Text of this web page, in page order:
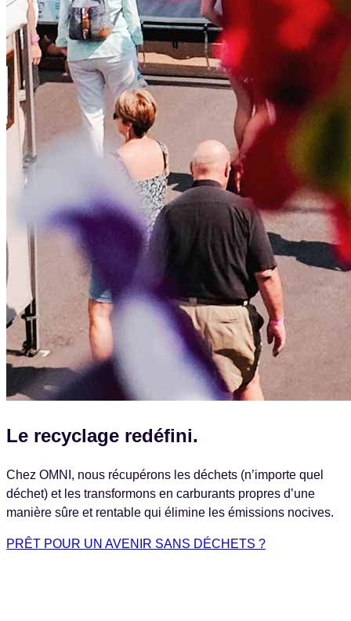
Le recyclage redéfini.
Chez OMNI, nous récupérons les déchets (n’importe quel
déchet) et les transformons en carburants propres d’une
manière sûre et rentable qui élimine les émissions nocives.
PRÊT POUR UN AVENIR SANS DÉCHETS ?